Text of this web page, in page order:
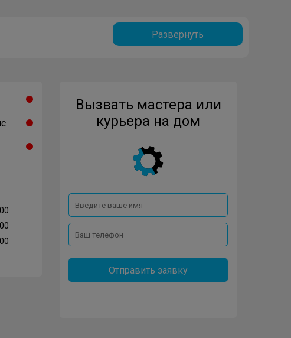
Развернуть
Вызвать мастера или
курьера на дом
Отправить заявку